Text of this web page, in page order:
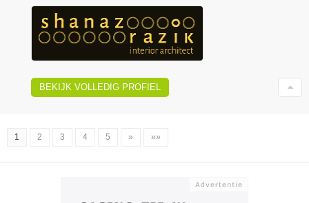
BEKIJK VOLLEDIG PROFIEL
1 2 3 4 5 » »»